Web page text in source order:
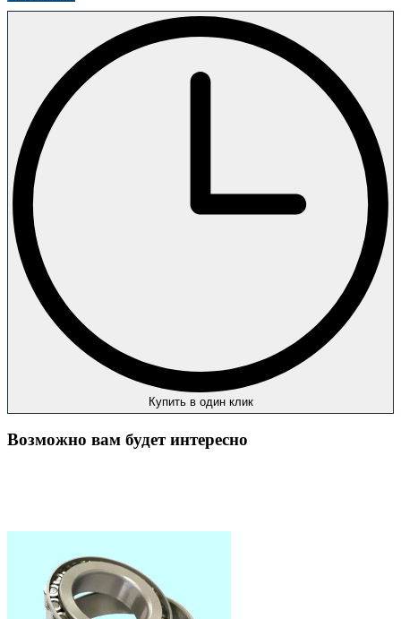
Купить в один клик
Возможно вам будет интересно